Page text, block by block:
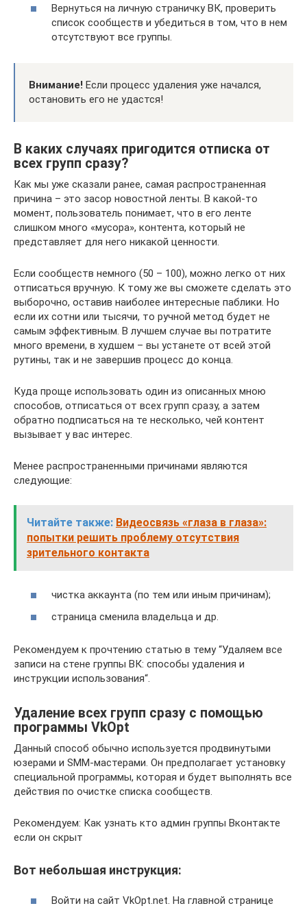
Вернуться на личную страничку ВК, проверить
список сообществ и убедиться в том, что в нем
отсутствуют все группы.
Внимание! Если процесс удаления уже начался,
остановить его не удастся!
В каких случаях пригодится отписка от
всех групп сразу?
Как мы уже сказали ранее, самая распространенная
причина – это засор новостной ленты. В какой-то
момент, пользователь понимает, что в его ленте
слишком много «мусора», контента, который не
представляет для него никакой ценности.
Если сообществ немного (50 – 100), можно легко от них
отписаться вручную. К тому же вы сможете сделать это
выборочно, оставив наиболее интересные паблики. Но
если их сотни или тысячи, то ручной метод будет не
самым эффективным. В лучшем случае вы потратите
много времени, в худшем – вы устанете от всей этой
рутины, так и не завершив процесс до конца.
Куда проще использовать один из описанных мною
способов, отписаться от всех групп сразу, а затем
обратно подписаться на те несколько, чей контент
вызывает у вас интерес.
Менее распространенными причинами являются
следующие:
Читайте также: Видеосвязь «глаза в глаза»:
попытки решить проблему отсутствия
зрительного контакта
чистка аккаунта (по тем или иным причинам);
страница сменила владельца и др.
Рекомендуем к прочтению статью в тему “Удаляем все
записи на стене группы ВК: способы удаления и
инструкции использования“.
Удаление всех групп сразу с помощью
программы VkOpt
Данный способ обычно используется продвинутыми
юзерами и SMM-мастерами. Он предполагает установку
специальной программы, которая и будет выполнять все
действия по очистке списка сообществ.
Рекомендуем: Как узнать кто админ группы Вконтакте
если он скрыт
Вот небольшая инструкция:
Войти на сайт VkOpt.net. На главной странице